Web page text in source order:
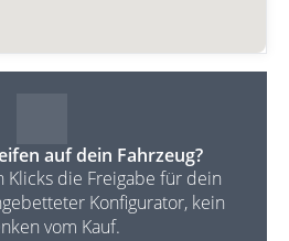
auf dein Fahrzeug?
Klicks die Freigabe für dein
Konfigurator, kein
vom Kauf.